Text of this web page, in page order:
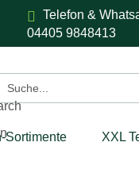
Telefon &
04405 9848413
Sortimente XXL